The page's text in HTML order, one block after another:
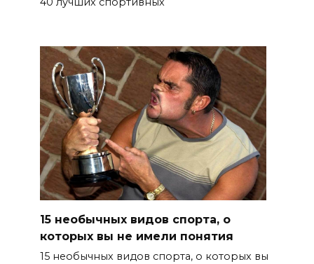
15 необычных видов спорта, о
которых вы не имели понятия
15 необычных видов спорта, о которых вы